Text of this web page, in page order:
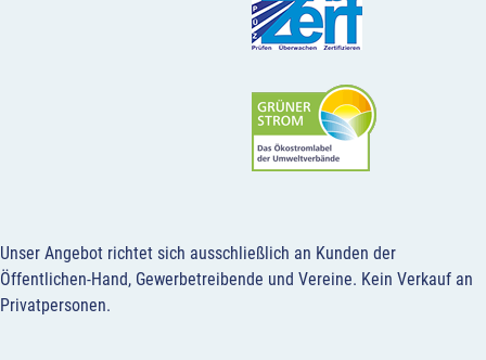
Unser Angebot richtet sich ausschließlich an Kunden der
Öffentlichen-Hand, Gewerbetreibende und Vereine. Kein Verkauf an
Privatpersonen.